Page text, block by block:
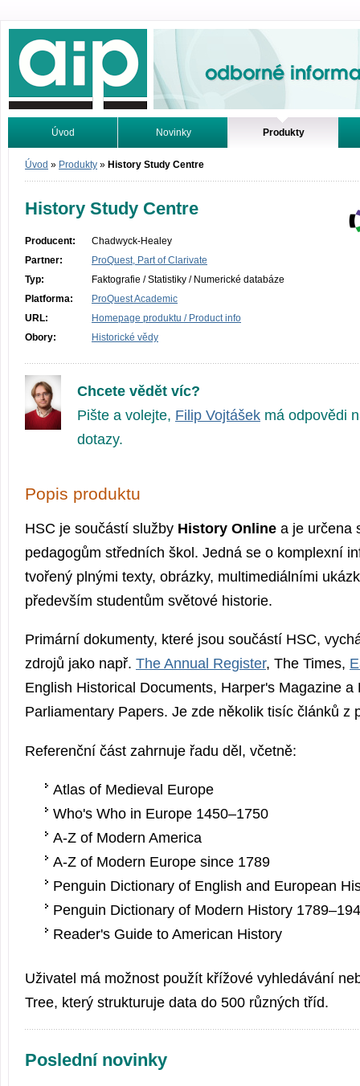
Odborné informace. Online.
Úvod Novinky Produkty
Vyhledávání Tutoriály
Úvod » Produkty » History Study Centre
History Study Centre
Producent:
Chadwyck-Healey
Partner:
ProQuest, Part of Clarivate
Typ:
Faktografie / Statistiky / Numerické databáze
Platforma:
ProQuest Academic
URL:
Homepage produktu / Product info
Obory:
Historické vědy
Chcete vědět víc?
Pište a volejte, Filip Vojtášek má odpovědi
dotazy.
Popis produktu
HSC je součástí služby History Online a je určena
pedagogům středních škol. Jedná se o komplexní
tvořený plnými texty, obrázky, multimediálními
především studentům světové historie.
Primární dokumenty, které jsou součástí HSC,
zdrojů jako např. The Annual Register, The Times,
English Historical Documents, Harper's Magazine a
Parliamentary Papers. Je zde několik tisíc článků z
Referenční část zahrnuje řadu děl, včetně:
Atlas of Medieval Europe
Who's Who in Europe 1450–1750
A-Z of Modern America
A-Z of Modern Europe since 1789
Penguin Dictionary of English and European
Penguin Dictionary of Modern History
Reader's Guide to American History
Uživatel má možnost použít křížové vyhledávání
Tree, který strukturuje data do 500 různých tříd.
Poslední novinky